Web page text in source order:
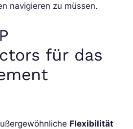
navigieren zu müssen.
für das
Flexibilität